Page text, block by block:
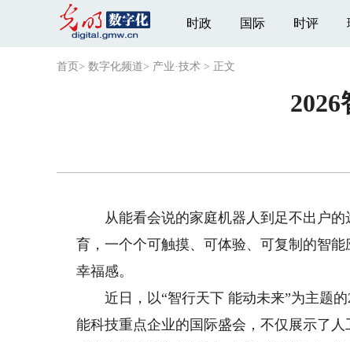
时政 国际 时评
首页 > 数字化频道> 产业·技术 > 正文
从能看会说的家庭机器人到足不出户的
育，一个个可触摸、可体验、可复制的智
幸福感。
近日，以“智行天下 能动未来”为主题的
能科技重点企业的国际盛会，不仅展示了